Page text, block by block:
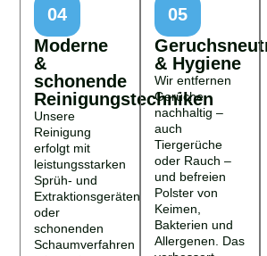
04
Moderne
&
schonende
Reinigungstechniken
Unsere
Reinigung
erfolgt mit
leistungsstarken
Sprüh- und
Extraktionsgeräten
oder
schonenden
Schaumverfahren
05
& Hygiene
Wir entfernen
Gerüche
nachhaltig –
auch
Tiergerüche
oder Rauch –
und befreien
Polster von
Keimen,
Bakterien und
Allergenen. Das
verbessert